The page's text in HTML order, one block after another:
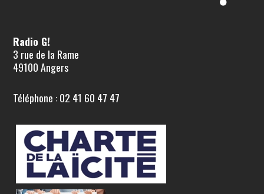
Radio G!
3 rue de la Rame
49100 Angers
Téléphone : 02 41 60 47 47